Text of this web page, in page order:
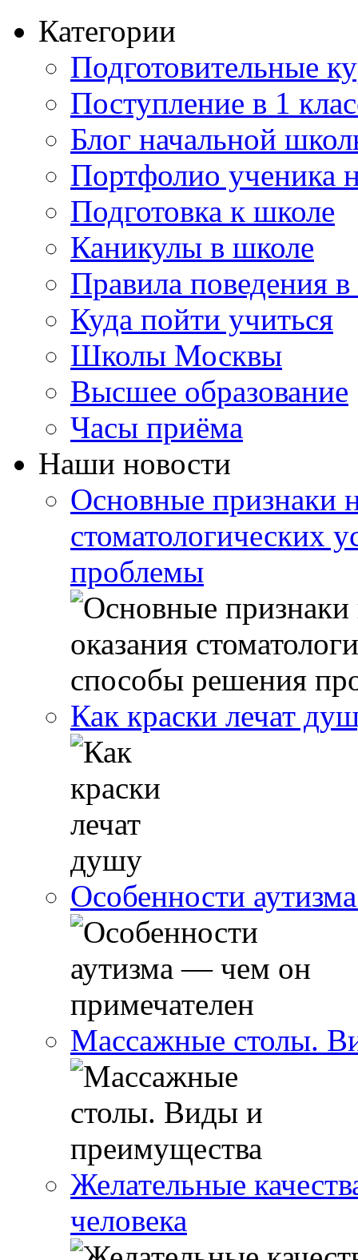
Категории
Подготовительные
Поступление в 1
Блог начальной
Портфолио ученика
Подготовка к школе
Каникулы в школе
Правила поведения
Куда пойти учиться
Школы Москвы
Высшее образование
Часы приёма
Наши новости
Основные признаки
стоматологических
проблемы
Как краски лечат
Особенности
Массажные столы.
Желательные
человека